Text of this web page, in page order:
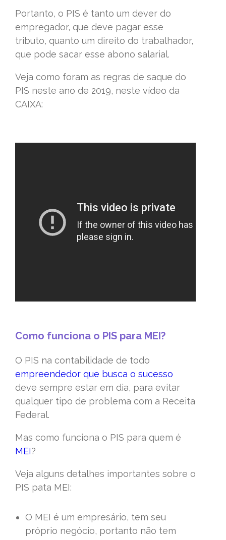
Portanto, o PIS é tanto um dever do
empregador, que deve pagar esse
tributo, quanto um direito do trabalhador,
que pode sacar esse abono salarial.
Veja como foram as regras de saque do
PIS neste ano de 2019, neste vídeo da
CAIXA:
Como funciona o PIS para MEI?
O PIS na contabilidade de todo
empreendedor que busca o sucesso
deve sempre estar em dia, para evitar
qualquer tipo de problema com a Receita
Federal.
Mas como funciona o PIS para quem é
MEI?
Veja alguns detalhes importantes sobre o
PIS pata MEI:
O MEI é um empresário, tem seu
próprio negócio, portanto não tem